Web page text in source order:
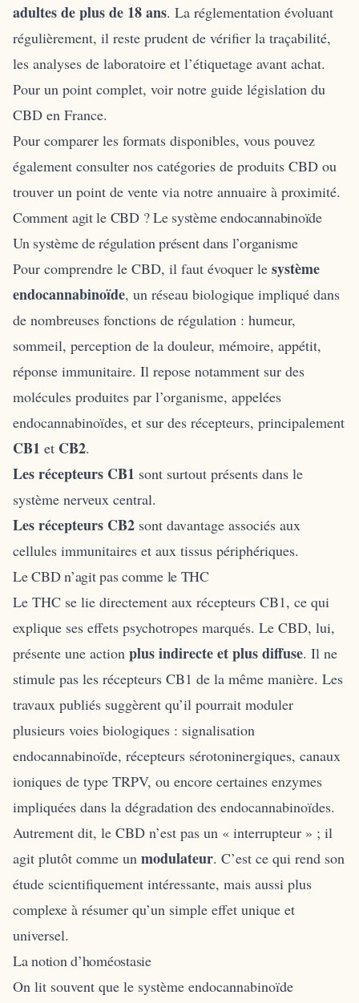
adultes de plus de 18 ans. La réglementation évoluant
régulièrement, il reste prudent de vérifier la traçabilité,
les analyses de laboratoire et l’étiquetage avant achat.
Pour un point complet, voir notre guide législation du
CBD en France.
Pour comparer les formats disponibles, vous pouvez
également consulter nos catégories de produits CBD ou
trouver un point de vente via notre annuaire à proximité.
Comment agit le CBD ? Le système endocannabinoïde
Un système de régulation présent dans l’organisme
Pour comprendre le CBD, il faut évoquer le système
endocannabinoïde, un réseau biologique impliqué dans
de nombreuses fonctions de régulation : humeur,
sommeil, perception de la douleur, mémoire, appétit,
réponse immunitaire. Il repose notamment sur des
molécules produites par l’organisme, appelées
endocannabinoïdes, et sur des récepteurs, principalement
CB1 et CB2.
Les récepteurs CB1 sont surtout présents dans le
système nerveux central.
Les récepteurs CB2 sont davantage associés aux
cellules immunitaires et aux tissus périphériques.
Le CBD n’agit pas comme le THC
Le THC se lie directement aux récepteurs CB1, ce qui
explique ses effets psychotropes marqués. Le CBD, lui,
présente une action plus indirecte et plus diffuse. Il ne
stimule pas les récepteurs CB1 de la même manière. Les
travaux publiés suggèrent qu’il pourrait moduler
plusieurs voies biologiques : signalisation
endocannabinoïde, récepteurs sérotoninergiques, canaux
ioniques de type TRPV, ou encore certaines enzymes
impliquées dans la dégradation des endocannabinoïdes.
Autrement dit, le CBD n’est pas un « interrupteur » ; il
agit plutôt comme un modulateur. C’est ce qui rend son
étude scientifiquement intéressante, mais aussi plus
complexe à résumer qu’un simple effet unique et
universel.
La notion d’homéostasie
On lit souvent que le système endocannabinoïde